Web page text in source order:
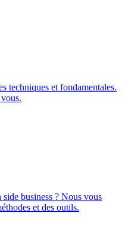
techniques et fondamentales.
business ? Nous vous
et des outils.